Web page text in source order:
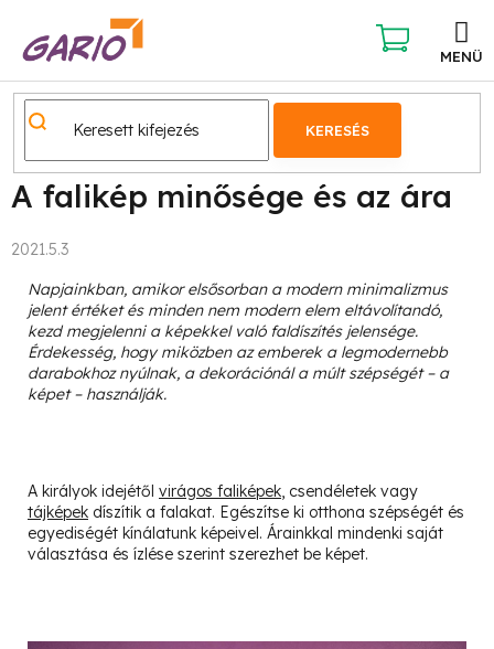
KERESÉS
KOSÁR
A falikép minősége és az ára
2021.5.3
Napjainkban, amikor elsősorban a modern minimalizmus
jelent értéket és minden nem modern elem eltávolítandó,
kezd megjelenni a képekkel való faldíszítés jelensége.
Érdekesség, hogy miközben az emberek a legmodernebb
darabokhoz nyúlnak, a dekorációnál a múlt szépségét – a
képet – használják.
A királyok idejétől virágos faliképek, csendéletek vagy
tájképek díszítik a falakat. Egészítse ki otthona szépségét és
egyediségét kínálatunk képeivel. Árainkkal mindenki saját
választása és ízlése szerint szerezhet be képet.